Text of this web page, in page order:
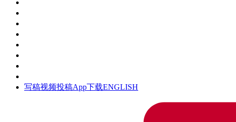
写稿视频投稿App下载ENGLISH